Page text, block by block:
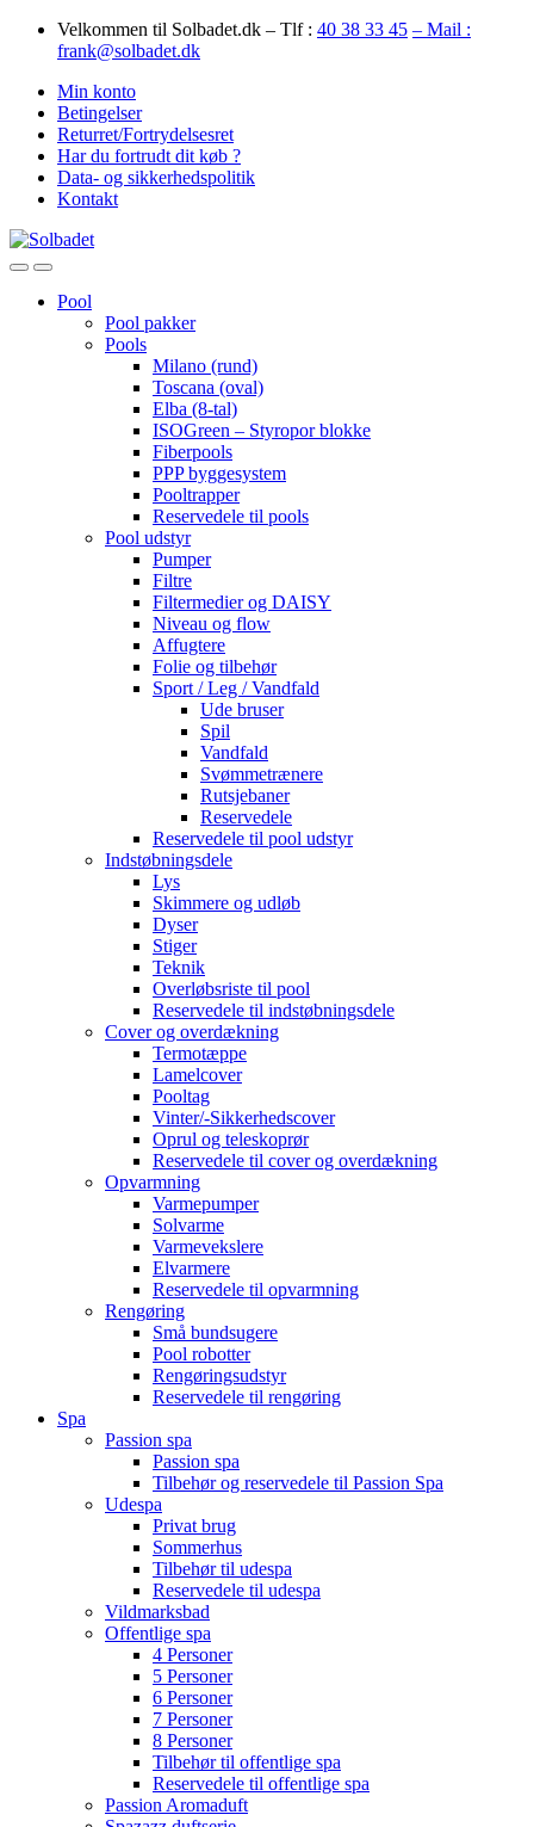
Skip
Skip
Velkommen til Solbadet.dk – Tlf : 40 38 33 45 – Mail :
frank@solbadet.dk
Min konto
Betingelser
Returret/Fortrydelsesret
Har du fortrudt dit køb ?
Data- og sikkerhedspolitik
Kontakt
OpenClose
Pool
Pool pakker
Pools
Milano (rund)
Toscana (oval)
Elba (8-tal)
ISOGreen – Styropor blokke
Fiberpools
PPP byggesystem
Pooltrapper
Reservedele til pools
Pool udstyr
Pumper
Filtre
Filtermedier og DAISY
Niveau og flow
Affugtere
Folie og tilbehør
Sport / Leg / Vandfald
Ude bruser
Spil
Vandfald
Svømmetrænere
Rutsjebaner
Reservedele
Reservedele til pool udstyr
Indstøbningsdele
Lys
Skimmere og udløb
Dyser
Stiger
Teknik
Overløbsriste til pool
Reservedele til indstøbningsdele
Cover og overdækning
Termotæppe
Lamelcover
Pooltag
Vinter/-Sikkerhedscover
Oprul og teleskoprør
Reservedele til cover og overdækning
Opvarmning
Varmepumper
Solvarme
Varmevekslere
Elvarmere
Reservedele til opvarmning
Rengøring
Små bundsugere
Pool robotter
Rengøringsudstyr
Reservedele til rengøring
Spa
Passion spa
Passion spa
Tilbehør og reservedele til Passion Spa
Udespa
Privat brug
Sommerhus
Tilbehør til udespa
Reservedele til udespa
Vildmarksbad
Offentlige spa
4 Personer
5 Personer
6 Personer
7 Personer
8 Personer
Tilbehør til offentlige spa
Reservedele til offentlige spa
Passion Aromaduft